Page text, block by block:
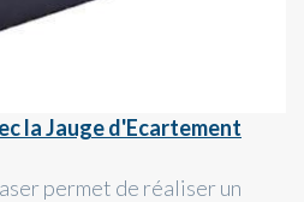
la Jauge d'Ecartement
permet de réaliser un